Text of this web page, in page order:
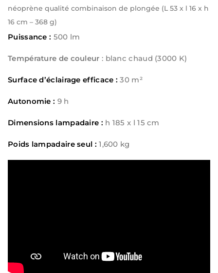
néoprène qualité combinaison de plongée (L 53 x l 16 x h
16 cm – 368 g)
Puissance : 500 lm
Température de couleur : blanc chaud (3000 K)
Surface d’éclairage efficace :30 m²
Autonomie : 9 h
Dimensions lampadaire : h 185 x l 15 cm
Poids lampadaire seul :1,600 kg